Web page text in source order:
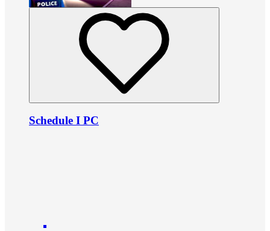
Schedule I PC